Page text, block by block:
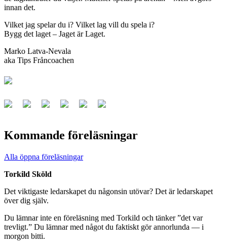
innan det.
Vilket jag spelar du i? Vilket lag vill du spela i?
Bygg det laget – Jaget är Laget.
Marko Latva-Nevala
aka Tips Fråncoachen
Kommande föreläsningar
Alla öppna föreläsningar
Torkild Sköld
Det viktigaste ledarskapet du någonsin utövar? Det är ledarskapet
över dig själv.
Du lämnar inte en föreläsning med Torkild och tänker ”det var
trevligt.” Du lämnar med något du faktiskt gör annorlunda — i
morgon bitti.